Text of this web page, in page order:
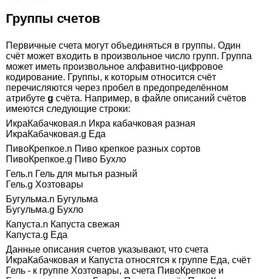
Группы счетов
Первичные счета могут объединяться в группы. Один
счёт может входить в произвольное число групп. Группа
может иметь произвольное алфавитно-цифровое
кодирование. Группы, к которым относится счёт
перечисляются через пробел в предопределённом
атрибуте g счёта. Например, в файле описаний счётов
имеются следующие строки:
ИкраКабачковая.n Икра кабачковая разная
ИкраКабачковая.g Еда
ПивоКрепкое.n Пиво крепкое разных сортов
ПивоКрепкое.g Пиво Бухло
Гель.n Гель для мытья разный
Гель.g Хозтовары
Бугульма.n Бугульма
Бугульма.g Бухло
Капуста.n Капуста свежая
Капуста.g Еда
Данные описания счетов указывают, что счета
ИкраКабачковая и Капуста относятся к группе Еда, счёт
Гель - к группе Хозтовары, а счета ПивоКрепкое и